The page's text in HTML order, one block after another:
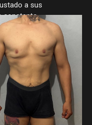
a sus
constante,
sí se puede